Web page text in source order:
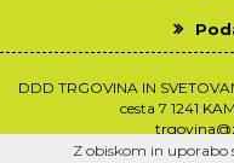
DDD TRGOVINA IN
cesta 7 1241
Z obiskom in uporabo